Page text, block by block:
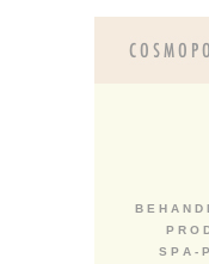
B E H A N D
P R O
S P A -